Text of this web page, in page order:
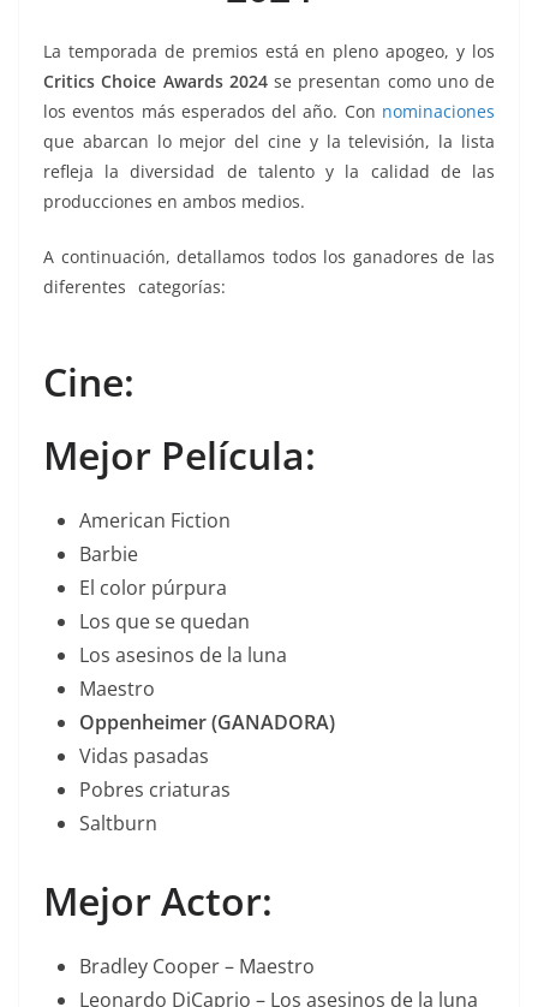
k
La temporada de premios está en pleno apogeo, y los
Critics Choice Awards 2024se presentan como uno de
los eventos más esperados del año. Con nominaciones
que abarcan lo mejor del cine y la televisión, la lista
refleja la diversidad de talento y la calidad de las
producciones en ambos medios.
A continuación, detallamos todos los ganadores de las
diferentes categorías:
Cine:
Mejor Película:
American Fiction
Barbie
El color púrpura
Los que se quedan
Los asesinos de la luna
Maestro
Oppenheimer (GANADORA)
Vidas pasadas
Pobres criaturas
Saltburn
Mejor Actor:
Bradley Cooper – Maestro
Leonardo DiCaprio – Los asesinos de la luna